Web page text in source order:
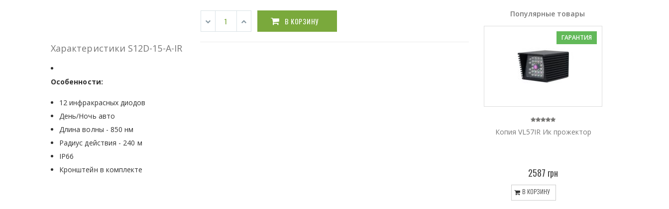
В КОРЗИНУ
Характеристики S12D-15-A-IR
Особенности:
12 инфракрасных диодов
День/Ночь авто
Длина волны - 850 нм
Радиус действия - 240 м
IP66
Кронштейн в комплекте
Популярные товары
ГАРАНТИЯ
Копия VL57IR Ик прожектор
2587 грн
В КОРЗИНУ